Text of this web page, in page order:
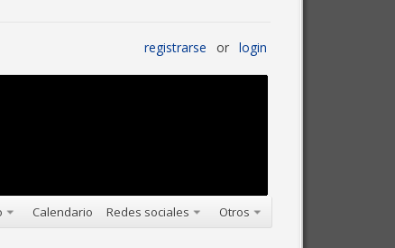
registrarse or login
Calendario Redes sociales Otros